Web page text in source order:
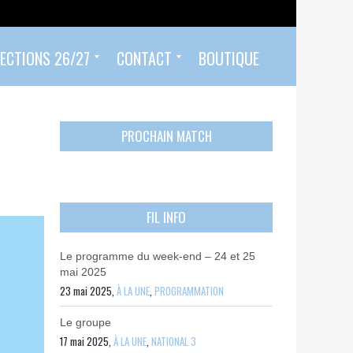
26/27 CONTACT BOUTIQUE
PROCHAIN MATCH
FIL INFO
Le programme du week-end – 24 et 25
mai 2025
23 mai 2025,À LA UNE,PROGRAMMATION
Le groupe
17 mai 2025,À LA UNE,NATIONAL 3